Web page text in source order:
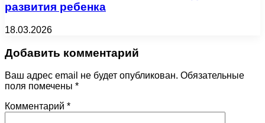
развития ребенка
18.03.2026
Добавить комментарий
Ваш адрес email не будет опубликован. Обязательные
поля помечены *
Комментарий *